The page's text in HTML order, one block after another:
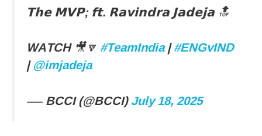
𝗧𝗵𝗲 𝗠𝗩𝗣; 𝗳𝘁. 𝗥𝗮𝘃𝗶𝗻𝗱𝗿𝗮 𝗝𝗮𝗱𝗲𝗷𝗮 🔝
WATCH 🎥🔽 #TeamIndia|#ENGvIND
|@imjadeja
— BCCI (@BCCI)July 18, 2025